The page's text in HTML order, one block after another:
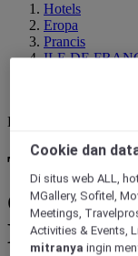
Hotels
Eropa
Prancis
ILE DE
Stasiun kereta
Destinasi Anda
Temukan
dengan
Cookie dan
Di situs web ALL,
MGallery, Sofitel,
Meetings,
Activities & Events,
mitranya ingin